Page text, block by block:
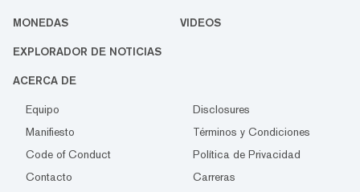
MONEDAS VIDEOS
EXPLORADOR DE NOTICIAS
ACERCA DE
Equipo
Disclosures
Manifiesto
Términos y Condiciones
Code of Conduct
Política de Privacidad
Contacto
Carreras